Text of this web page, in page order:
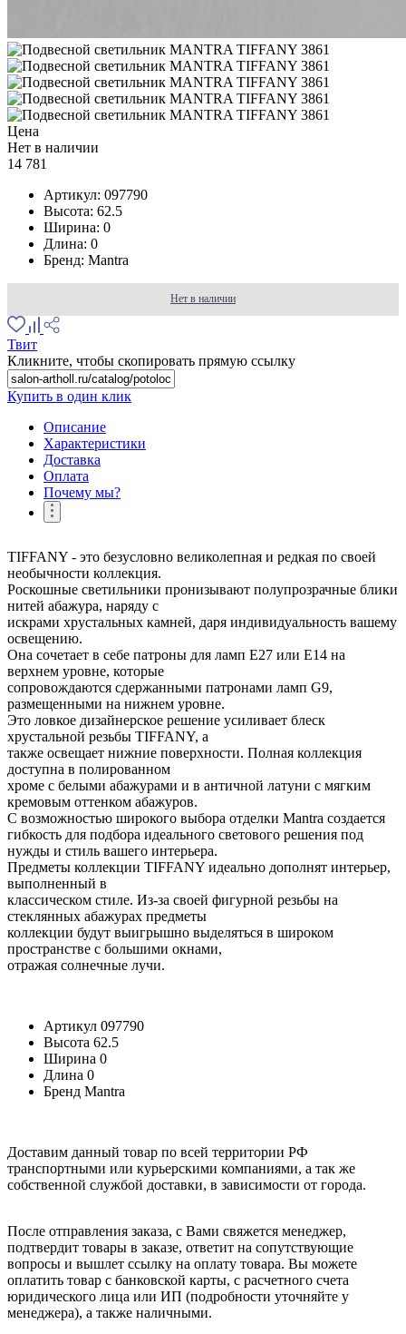
Цена
Нет в наличии
14 781
Артикул: 097790
Высота: 62.5
Ширина: 0
Длина: 0
Бренд: Mantra
Нет в наличии
Твит
Кликните, чтобы скопировать прямую ссылку
Купить в один клик
Описание
Характеристики
Доставка
Оплата
Почему мы?
TIFFANY - это безусловно великолепная и редкая по своей
необычности коллекция.
Роскошные светильники пронизывают полупрозрачные блики
нитей абажура, наряду с
искрами хрустальных камней, даря индивидуальность вашему
освещению.
Она сочетает в себе патроны для ламп E27 или E14 на
верхнем уровне, которые
сопровождаются сдержанными патронами ламп G9,
размещенными на нижнем уровне.
Это ловкое дизайнерское решение усиливает блеск
хрустальной резьбы TIFFANY, а
также освещает нижние поверхности. Полная коллекция
доступна в полированном
хроме с белыми абажурами и в античной латуни с мягким
кремовым оттенком абажуров.
С возможностью широкого выбора отделки Mantra создается
гибкость для подбора идеального светового решения под
нужды и стиль вашего интерьера.
Предметы коллекции TIFFANY идеально дополнят интерьер,
выполненный в
классическом стиле. Из-за своей фигурной резьбы на
стеклянных абажурах предметы
коллекции будут выигрышно выделяться в широком
пространстве с большими окнами,
отражая солнечные лучи.
Артикул 097790
Высота 62.5
Ширина 0
Длина 0
Бренд Mantra
Доставим данный товар по всей территории РФ
транспортными или курьерскими компаниями, а так же
собственной службой доставки, в зависимости от города.
После отправления заказа, с Вами свяжется менеджер,
подтвердит товары в заказе, ответит на сопутствующие
вопросы и вышлет ссылку на оплату товара. Вы можете
оплатить товар с банковской карты, с расчетного счета
юридического лица или ИП (подробности уточняйте у
менеджера), а также наличными.